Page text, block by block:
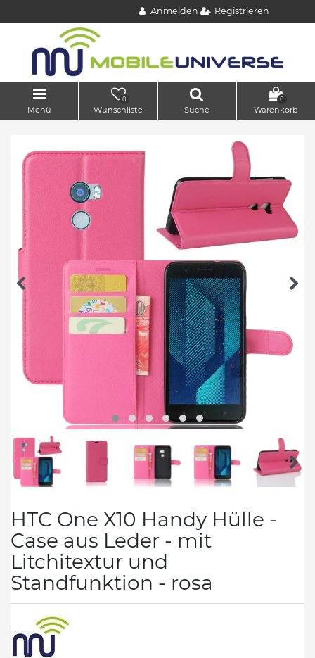
Anmelden Registrieren
Menü
0
Wunschliste Suche
0
Warenkorb
HTC One X10 Handy Hülle -
Case aus Leder - mit
Litchitextur und
Standfunktion - rosa